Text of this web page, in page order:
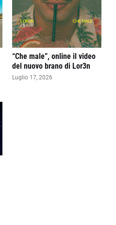
“Che male”, online il video
del nuovo brano di Lor3n
Luglio 17, 2026